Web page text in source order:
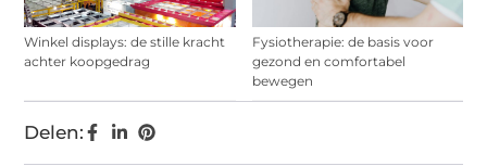
Winkel displays: de stille kracht
achter koopgedrag
Fysiotherapie: de basis voor
gezond en comfortabel
bewegen
Delen: